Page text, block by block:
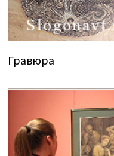
Гравюра